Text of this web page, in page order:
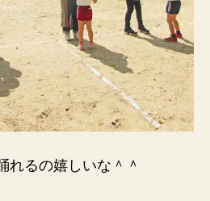
れるの嬉しいな＾＾